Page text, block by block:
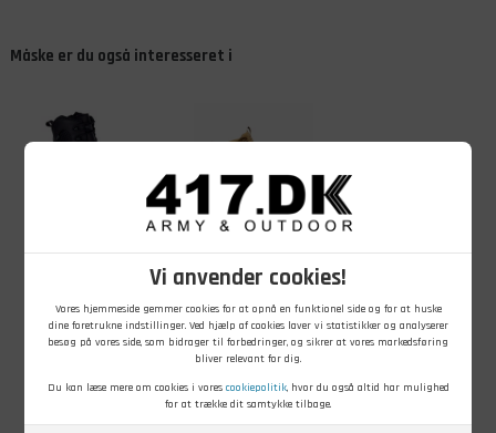
Vi anvender cookies!
Vores hjemmeside gemmer cookies for at opnå en funktionel side og for at huske
dine foretrukne indstillinger. Ved hjælp af cookies laver vi statistikker og analyserer
besøg på vores side, som bidrager til forbedringer, og sikrer at vores markedsføring
bliver relevant for dig.
Du kan læse mere om cookies i vores cookiepolitik, hvor du også altid har mulighed
for at trække dit samtykke tilbage.
Måske er du også interesseret i
1.695,00DKK
Response
Waterproof
Støvle, sort
På lager - Køb nu
1.849,00DKK
5.11 Tactical A/T
Elite 6 GTX
Støvler
På lager - Køb nu